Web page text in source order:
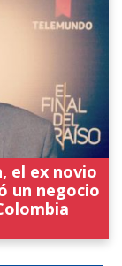
el ex novio
un negocio